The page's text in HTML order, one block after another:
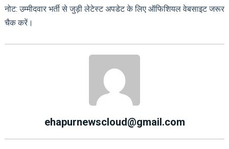
नोट: उम्मीदवार भर्ती से जुड़ी लेटेस्ट अपडेट के लिए ऑफिशियल वेबसाइट जरूर
चैक करें।
ehapurnewscloud@gmail.com